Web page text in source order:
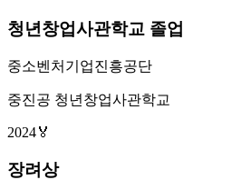
청년창업사관학교 졸업
중소벤처기업진흥공단
중진공 청년창업사관학교
2024🏅
장려상